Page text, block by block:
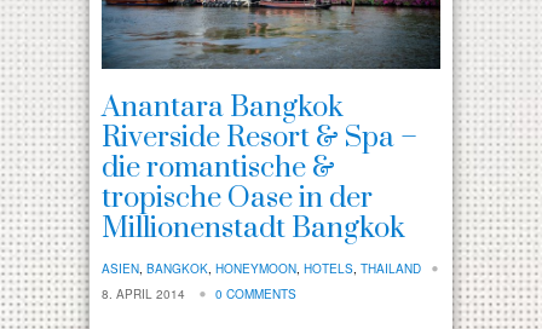
Anantara Bangkok
Riverside Resort & Spa –
die romantische &
tropische Oase in der
Millionenstadt Bangkok
ASIEN, BANGKOK, HONEYMOON, HOTELS, THAILAND
8. APRIL 2014
0 COMMENTS